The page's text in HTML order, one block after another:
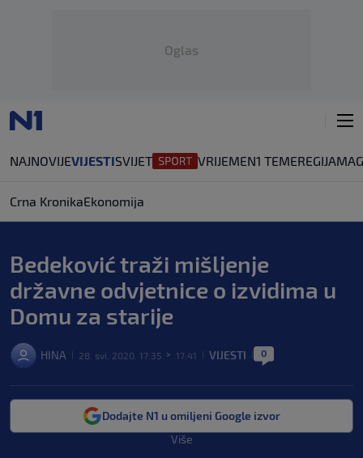
Oglas
NAJNOVIJEVIJESTISVIJET VRIJEMEN1 TEMEREGIJA
Crna KronikaEkonomija
Bedeković traži mišljenje
državne odvjetnice o izvidima u
Domu za starije
HINA 28. svi. 2020. 17:35 > 17:41 VIJESTI 0
Dodajte N1 u omiljeni Google izvor
Više